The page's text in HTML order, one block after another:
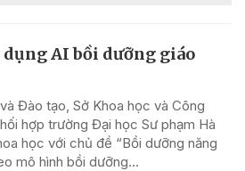
AI bồi dưỡng giáo
Đào tạo, Sở Khoa học và Công
hợp trường Đại học Sư phạm Hà
học với chủ đề “Bồi dưỡng năng
mô hình bồi dưỡng...